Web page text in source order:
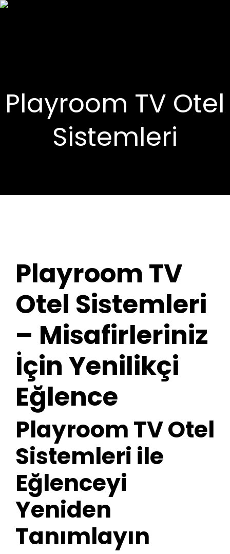
Playroom TV Otel
Sistemleri
Playroom TV
Otel Sistemleri
– Misafirleriniz
İçin Yenilikçi
Eğlence
Playroom TV Otel
Sistemleri ile
Eğlenceyi
Yeniden
Tanımlayın